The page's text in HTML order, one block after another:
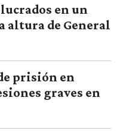
en un
altura de General
prisión en
graves en